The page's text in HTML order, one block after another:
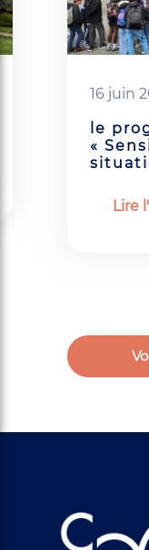
16 juin
le
«
Lire